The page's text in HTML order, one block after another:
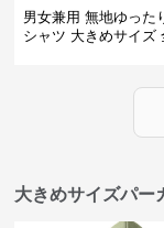
男女兼用 無地ゆった
シャツ 大きめサイズ
大きめサイズパー